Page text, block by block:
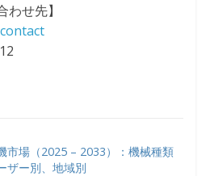
わせ先】
市場（2025 – 2033）：機械種類
ザー別、地域別